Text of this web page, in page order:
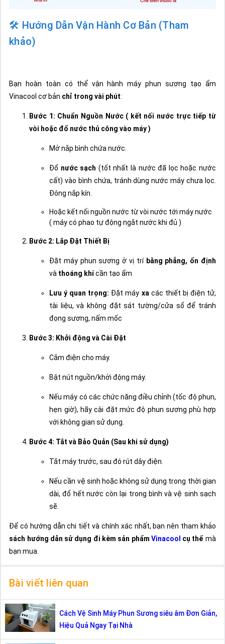
🛠️ Hướng Dẫn Vận Hành Cơ Bản (Tham
khảo)
Bạn hoàn toàn có thể vận hành máy phun sương tạo ẩm
Vinacool cơ bản chỉ trong vài phút:
Bước 1: Chuẩn Nguồn Nước ( kết nối nước trực tiếp từ
vòi hoặc đổ nước thủ công vào máy )
Mở nắp bình chứa nước.
Đổ nước sạch (tốt nhất là nước đã lọc hoặc nước
cất) vào bình chứa, tránh dùng nước máy chưa lọc.
Đóng nắp kín.
Hoặc kết nối nguồn nước từ vòi nước tới máy nước
( máy có phao tự động ngắt nước khi đủ )
Bước 2: Lắp Đặt Thiết Bị
Đặt máy phun sương ở vị trí bằng phẳng, ổn định
và thoáng khícần tạo ẩm
Lưu ý quan trọng: Đặt máy xa các thiết bị điện tử,
tài liệu, và không đặt sát tường/cửa sổ để tránh
đọng sương, nấm mốc
Bước 3: Khởi động và Cài Đặt
Cắm điện cho máy.
Bật nút nguồn/khởi động máy.
Nếu máy có các chức năng điều chỉnh (tốc độ phun,
hẹn giờ), hãy cài đặt mức độ phun sương phù hợp
với không gian sử dụng.
Bước 4: Tắt và Bảo Quản (Sau khi sử dụng)
Tắt máy trước, sau đó rút dây điện.
Nếu cần vệ sinh hoặc không sử dụng trong thời gian
dài, đổ hết nước còn lại trong bình và vệ sinh sạch
sẽ.
Để có hướng dẫn chi tiết và chính xác nhất, bạn nên tham khảo
sách hướng dẫn sử dụng đi kèm sản phẩm Vinacool cụ thể mà
bạn mua.
Bài viết liên quan
Cách Vệ Sinh Máy Phun Sương siêu âm Đơn Giản,
Hiệu Quả Ngay Tại Nhà